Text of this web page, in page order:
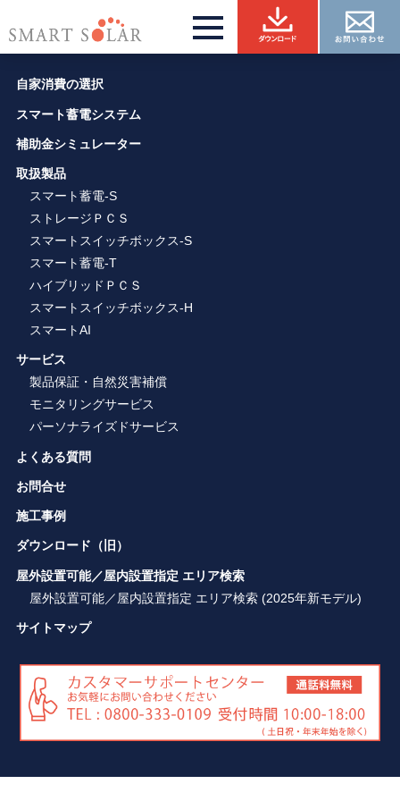
自家消費の選択
スマート蓄電システム
補助金シミュレーター
取扱製品
スマート蓄電-S
ストレージＰＣＳ
スマートスイッチボックス-S
スマート蓄電-T
ハイブリッドＰＣＳ
スマートスイッチボックス-H
スマートAI
サービス
製品保証・自然災害補償
モニタリングサービス
パーソナライズドサービス
よくある質問
お問合せ
施工事例
ダウンロード（旧）
屋外設置可能／屋内設置指定 エリア検索
屋外設置可能／屋内設置指定 エリア検索 (2025年新モデル)
サイトマップ